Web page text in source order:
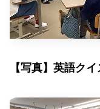
【写真】英語ク